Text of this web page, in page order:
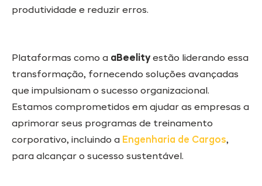
produtividade e reduzir erros.
Plataformas como a aBeelityestão liderando essa
transformação, fornecendo soluções avançadas
que impulsionam o sucesso organizacional.
Estamos comprometidos em ajudar as empresas a
aprimorar seus programas de treinamento
corporativo, incluindo a Engenharia de Cargos,
para alcançar o sucesso sustentável.